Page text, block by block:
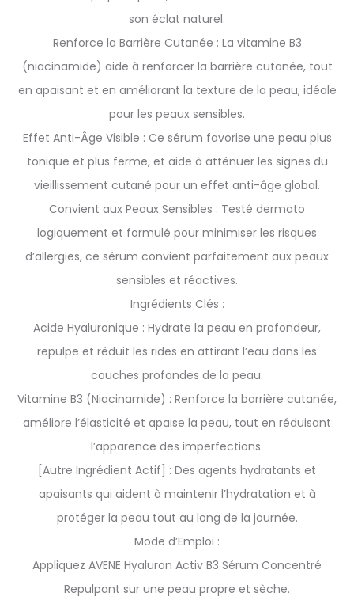
son éclat naturel.
Renforce la Barrière Cutanée : La vitamine B3
(niacinamide) aide à renforcer la barrière cutanée, tout
en apaisant et en améliorant la texture de la peau, idéale
pour les peaux sensibles.
Effet Anti-Âge Visible : Ce sérum favorise une peau plus
tonique et plus ferme, et aide à atténuer les signes du
vieillissement cutané pour un effet anti-âge global.
Convient aux Peaux Sensibles : Testé dermato
logiquement et formulé pour minimiser les risques
d’allergies, ce sérum convient parfaitement aux peaux
sensibles et réactives.
Ingrédients Clés :
Acide Hyaluronique : Hydrate la peau en profondeur,
repulpe et réduit les rides en attirant l’eau dans les
couches profondes de la peau.
Vitamine B3 (Niacinamide) : Renforce la barrière cutanée,
améliore l’élasticité et apaise la peau, tout en réduisant
l’apparence des imperfections.
[Autre Ingrédient Actif] : Des agents hydratants et
apaisants qui aident à maintenir l’hydratation et à
protéger la peau tout au long de la journée.
Mode d’Emploi :
Appliquez AVENE Hyaluron Activ B3 Sérum Concentré
Repulpant sur une peau propre et sèche.